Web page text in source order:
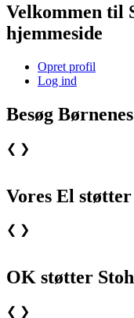
Velkommen til
hjemmeside
Opret profil
Log ind
Besøg
❮ ❯
Vores El
❮ ❯
OK støtter
❮ ❯